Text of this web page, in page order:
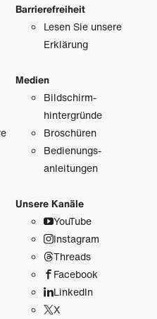
Barrierefreiheit
Lesen Sie unsere
Erklärung
Medien
Bildschirm­
hintergründe
Broschüren
Bedienungs­
anleitungen
Unsere Kanäle
YouTube
Instagram
Threads
Facebook
LinkedIn
X